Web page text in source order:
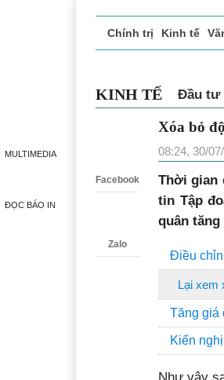
MULTIMEDIA
ĐỌC BÁO IN
Chính trị Kinh tế
KINH TẾ Đầu tư
Facebook
Zalo
Xóa bỏ
hội hóa
08:24, 30/07/
Thời gian
tin Tập
Điều
Lại xem
Tăng giá